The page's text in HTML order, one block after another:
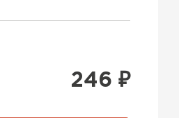
246 ₽